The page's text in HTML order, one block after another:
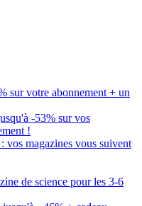
sur votre abonnement + un
-53% sur vos
!
vos magazines vous suivent
de science pour les 3-6